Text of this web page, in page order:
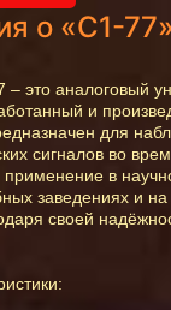
о «С1-77»
это аналоговый
и
для
сигналов во
в
заведениях и
своей